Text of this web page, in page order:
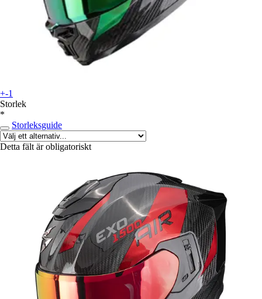
+-1
Storlek
*
Storleksguide
Detta fält är obligatoriskt